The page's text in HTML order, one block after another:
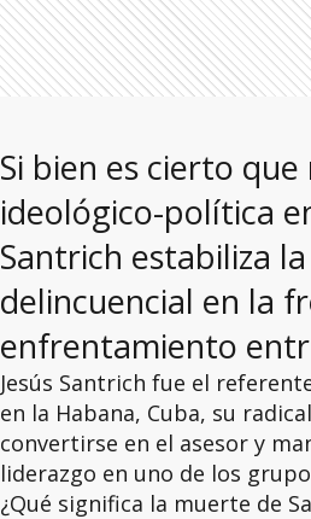
Si bien es cierto
ideológico-política
Santrich estabiliza
delincuencial en la
enfrentamiento
Jesús Santrich fue el
en la Habana, Cuba, su
convertirse en el asesor y
liderazgo en uno de los
¿Qué significa la muerte de